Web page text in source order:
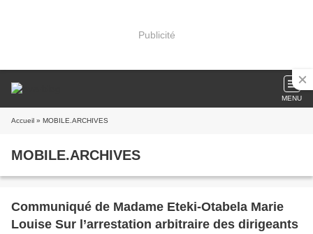
Publicité
MENU
Accueil » MOBILE.ARCHIVES
MOBILE.ARCHIVES
Communiqué de Madame Eteki-Otabela Marie
Louise Sur l’arrestation arbitraire des dirigeants